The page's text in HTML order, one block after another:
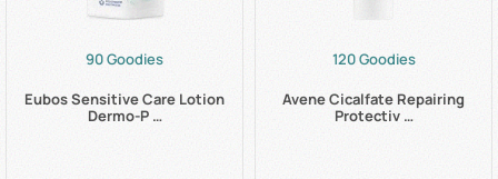
90 Goodies
Eubos Sensitive Care Lotion
Dermo-P …
120 Goodies
Avene Cicalfate Repairing
Protectiv …